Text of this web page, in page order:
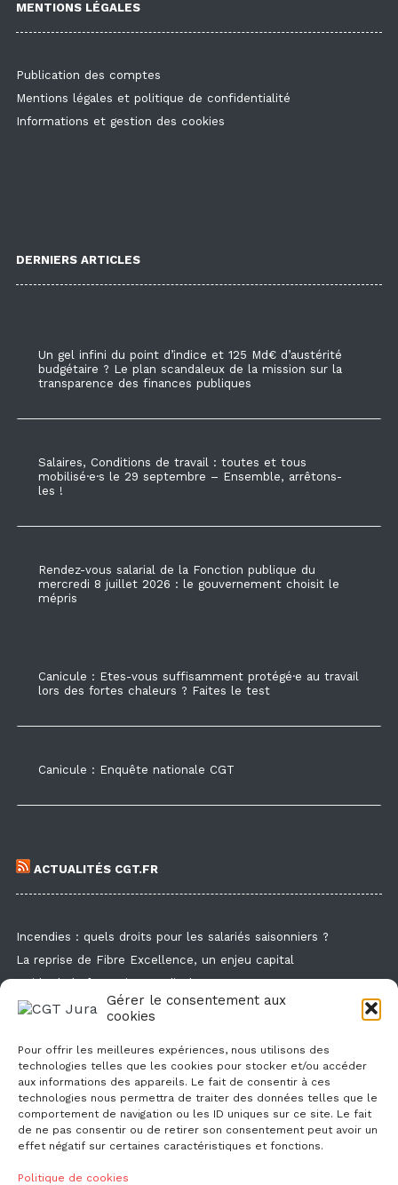
Gérer le consentement aux
cookies
Pour offrir les meilleures expériences, nous utilisons des
technologies telles que les cookies pour stocker et/ou accéder
aux informations des appareils. Le fait de consentir à ces
technologies nous permettra de traiter des données telles que le
comportement de navigation ou les ID uniques sur ce site. Le fait
de ne pas consentir ou de retirer son consentement peut avoir un
effet négatif sur certaines caractéristiques et fonctions.
Politique de cookies
MENTIONS LÉGALES
Publication des comptes
Mentions légales et politique de confidentialité
Informations et gestion des cookies
DERNIERS ARTICLES
Un gel infini du point d’indice et 125 Md€ d’austérité
budgétaire ? Le plan scandaleux de la mission sur la
transparence des finances publiques
Salaires, Conditions de travail : toutes et tous
mobilisé·e·s le 29 septembre – Ensemble, arrêtons-
les !
Rendez-vous salarial de la Fonction publique du
mercredi 8 juillet 2026 : le gouvernement choisit le
mépris
Canicule : Etes-vous suffisamment protégé·e au travail
lors des fortes chaleurs ? Faites le test
Canicule : Enquête nationale CGT
ACTUALITÉS CGT.FR
Incendies : quels droits pour les salariés saisonniers ?
La reprise de Fibre Excellence, un enjeu capital
Guide de la formation syndicale
Formation syndicale : les affiches